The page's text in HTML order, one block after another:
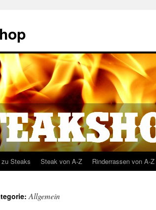
zu Steaks Steak von A-Z Rinderrassen von A-Z
Allgemein